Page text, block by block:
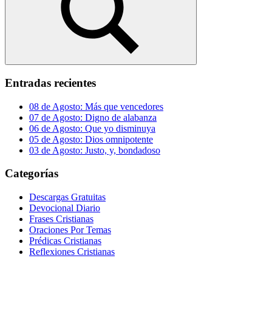
Buscar
Entradas recientes
08 de Agosto: Más que vencedores
07 de Agosto: Digno de alabanza
06 de Agosto: Que yo disminuya
05 de Agosto: Dios omnipotente
03 de Agosto: Justo, y, bondadoso
Categorías
Descargas Gratuitas
Devocional Diario
Frases Cristianas
Oraciones Por Temas
Prédicas Cristianas
Reflexiones Cristianas